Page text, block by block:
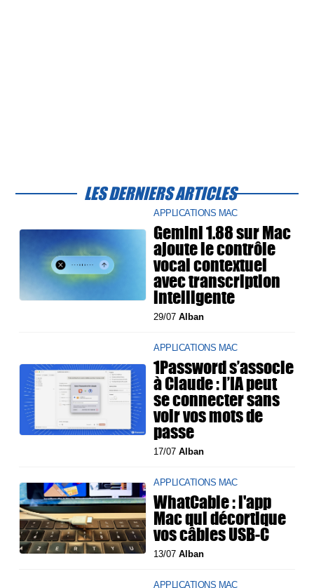
LES DERNIERS ARTICLES
APPLICATIONS MAC
Gemini 1.88 sur Mac
ajoute le contrôle
vocal contextuel
avec transcription
intelligente
29/07Alban
APPLICATIONS MAC
1Password s’associe
à Claude : l’IA peut
se connecter sans
voir vos mots de
passe
17/07Alban
APPLICATIONS MAC
WhatCable : l'app
Mac qui décortique
vos câbles USB-C
13/07Alban
APPLICATIONS MAC